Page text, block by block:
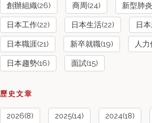
創辦組織(26) 商周(24) 新型肺
日本工作(22) 日本生活(22) 日
日本職涯(21) 新卒就職(19) 人力
日本趨勢(16) 面試(15)
歷史文章
2026(8) 2025(14) 2024(18)